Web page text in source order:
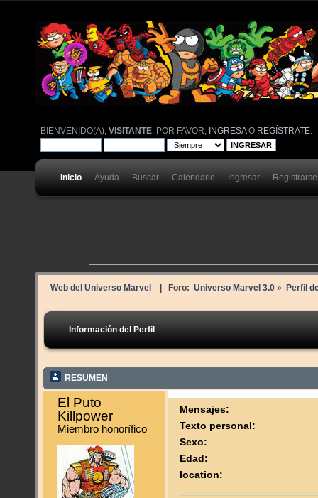
BIENVENIDO(A),VISITANTE . POR FAVOR, INGRESAO REGÍSTRATE
Inicio Ayuda Buscar Calendario Ingresar Registrarse
Web del Universo Marvel | Foro: Universo Marvel 3.0» Perfil
Información del Perfil
RESUMEN
El Puto
Killpower
Miembro honorífico
Mensajes:
Texto personal:
Sexo:
Edad:
location: